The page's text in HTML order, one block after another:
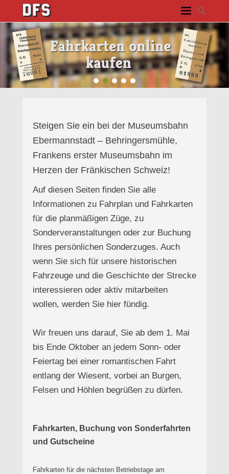
2 3 4 5
Steigen Sie ein bei der Museumsbahn
Ebermannstadt – Behringersmühle,
Frankens erster Museumsbahn im
Herzen der Fränkischen Schweiz!
Auf diesen Seiten finden Sie alle
Informationen zu Fahrplan und Fahrkarten
für die planmäßigen Züge, zu
Sonderveranstaltungen oder zur Buchung
Ihres persönlichen Sonderzuges. Auch
wenn Sie sich für unsere historischen
Fahrzeuge und die Geschichte der Strecke
interessieren oder aktiv mitarbeiten
wollen, werden Sie hier fündig.
Wir freuen uns darauf, Sie ab dem 1. Mai
bis Ende Oktober an jedem Sonn- oder
Feiertag bei einer romantischen Fahrt
entlang der Wiesent, vorbei an Burgen,
Felsen und Höhlen begrüßen zu dürfen.
Fahrkarten, Buchung von Sonderfahrten
und Gutscheine
Fahrkarten für die nächsten Betriebstage am